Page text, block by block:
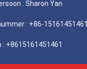
: Sharon Yan
: +86-15161451461
: +8615161451461